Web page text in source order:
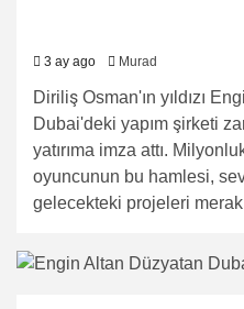
3 ay ago Murad
Diriliş Osman'ın yıldızı
Dubai'deki yapım şirketi
yatırıma imza attı.
oyuncunun bu hamlesi,
gelecekteki projeleri